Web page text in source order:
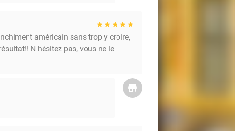
américain sans trop y croire,
N hésitez pas, vous ne le